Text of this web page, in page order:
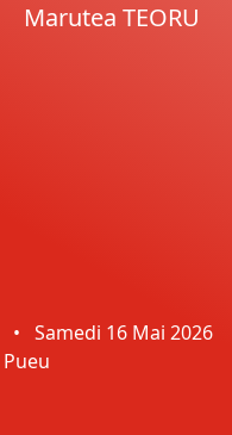
Marutea TEORU
• Samedi 16 Mai 2026
Pueu